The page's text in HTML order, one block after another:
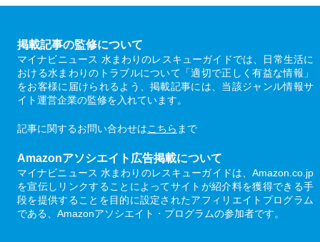
掲載記事の監修について
マイナビニュース 水まわりのレスキューガイドでは、日常生活に
おける水まわりのトラブルについて「適切で正しく有益な情報」
をお客様に届けられるよう、掲載記事には、当該ジャンル情報サ
イト運営企業の監修を入れています。
記事に関するお問い合わせはこちら まで
Amazonアソシエイト広告掲載について
マイナビニュース 水まわりのレスキューガイドは、Amazon.co.jp
を宣伝しリンクすることによってサイトが紹介料を獲得できる手
段を提供することを目的に設定されたアフィリエイトプログラム
である、Amazonアソシエイト・プログラムの参加者です。